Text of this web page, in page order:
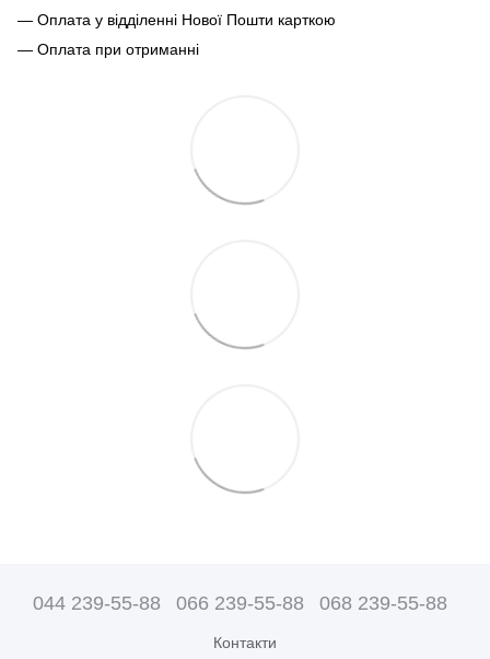
— Оплата у відділенні Нової Пошти карткою
— Оплата при отриманні
044 239-55-88 066 239-55-88 068 239-55-88
Контакти